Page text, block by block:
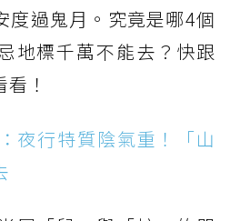
度過鬼月。究竟是哪4個
地標千萬不能去？快跟
！
夜行特質陰氣重！「山